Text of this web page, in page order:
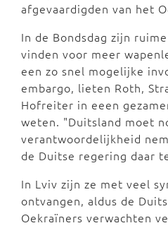
afgevaardigden van het
In de Bondsdag zijn
vinden voor meer
een zo snel mogelijke
embargo, lieten Roth,
Hofreiter in eeen
weten. "Duitsland moet
verantwoordelijkheid
de Duitse regering daar
In Lviv zijn ze met veel
ontvangen, aldus de
Oekraïners verwachten